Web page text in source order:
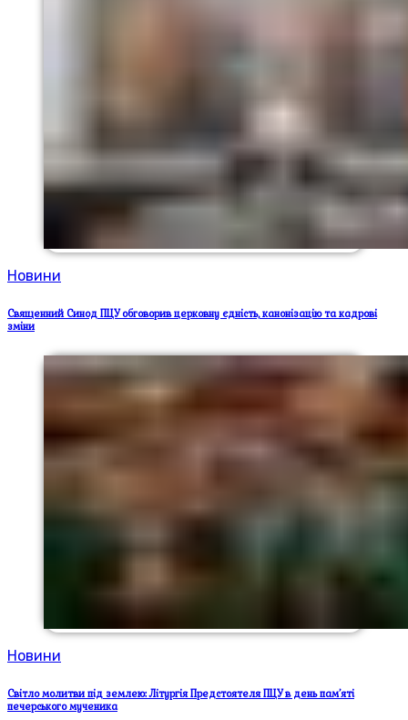
Новини
Священний Синод ПЦУ обговорив церковну єдність, канонізацію та кадрові
зміни
Новини
Світло молитви під землею: Літургія Предстоятеля ПЦУ в день пам’яті
печерського мученика